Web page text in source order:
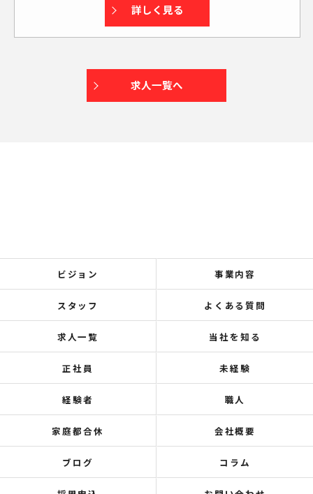
詳しく見る
求人一覧へ
ビジョン 事業内容
スタッフ よくある質問
求人一覧 当社を知る
正社員 未経験
経験者 職人
家庭都合休 会社概要
ブログ コラム